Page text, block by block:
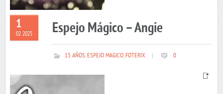
1
02 2025 Espejo Mágico – Angie
15 AÑOS,ESPEJO MAGICO,FOTERIX 0